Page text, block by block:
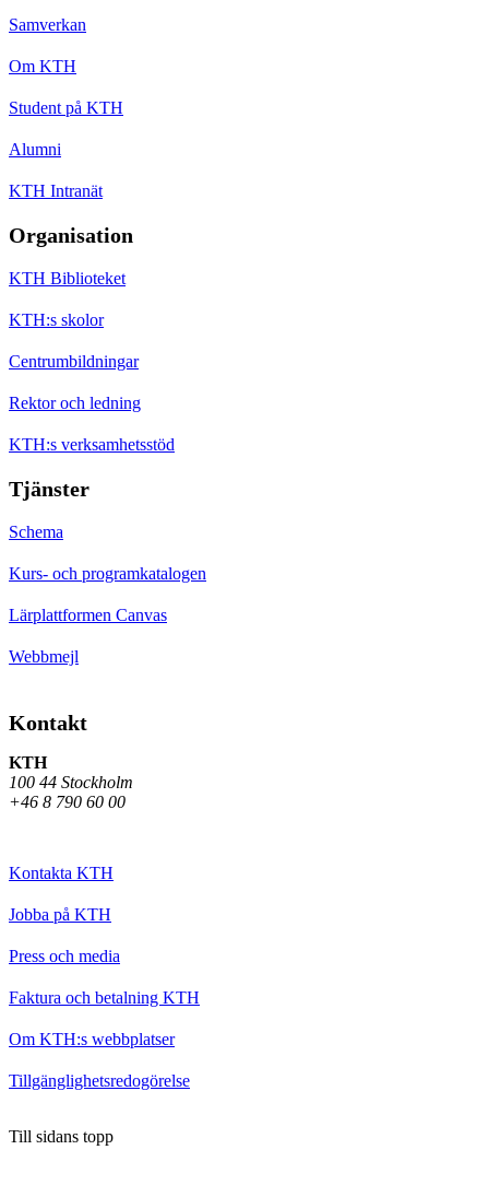
Samverkan
Om KTH
Student på KTH
Alumni
KTH Intranät
Organisation
KTH Biblioteket
KTH:s skolor
Centrumbildningar
Rektor och ledning
KTH:s verksamhetsstöd
Tjänster
Schema
Kurs- och programkatalogen
Lärplattformen Canvas
Webbmejl
Kontakt
KTH
100 44 Stockholm
+46 8 790 60 00
Kontakta KTH
Jobba på KTH
Press och media
Faktura och betalning KTH
Om KTH:s webbplatser
Tillgänglighetsredogörelse
Till sidans topp